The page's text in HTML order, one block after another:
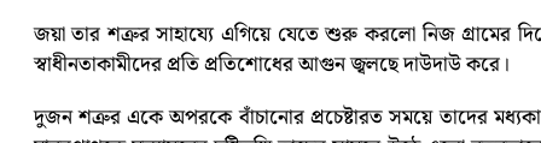
জয়া তার শত্রুর সাহায্যে এগিয়ে যেতে শুরু করলো নিজ গ্রামের
স্বাধীনতাকামীদের প্রতি প্রতিশোধের আগুন জ্বলছে দাউদাউ করে।
দুজন শত্রুর একে অপরকে বাঁচানোর প্রচেষ্টারত সময়ে তাদের